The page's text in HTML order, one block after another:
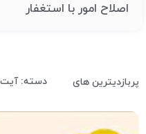
اصلاح امور با استغفار
پربازدیترین های دسته: آیت